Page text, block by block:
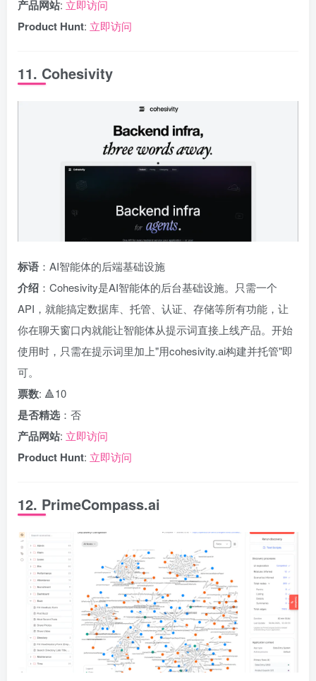
产品网站: 立即访问
Product Hunt: 立即访问
11. Cohesivity
标语 ：AI智能体的后端基础设施
介绍 ：Cohesivity是AI智能体的后台基础设施。只需一个
API，就能搞定数据库、托管、认证、存储等所有功能，让
你在聊天窗口内就能让智能体从提示词直接上线产品。开始
使用时，只需在提示词里加上"用cohesivity.ai构建并托管"即
可。
票数: 🔺10
是否精选 ：否
产品网站: 立即访问
Product Hunt: 立即访问
12. PrimeCompass.ai